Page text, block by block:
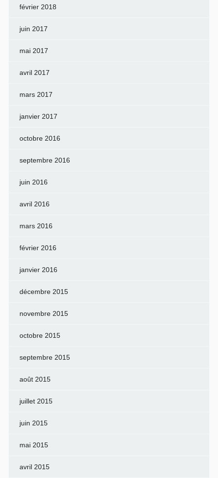
février 2018
juin 2017
mai 2017
avril 2017
mars 2017
janvier 2017
octobre 2016
septembre 2016
juin 2016
avril 2016
mars 2016
février 2016
janvier 2016
décembre 2015
novembre 2015
octobre 2015
septembre 2015
août 2015
juillet 2015
juin 2015
mai 2015
avril 2015